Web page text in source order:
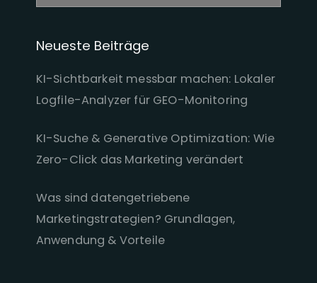
Neueste Beiträge
KI-Sichtbarkeit messbar machen: Lokaler
Logfile-Analyzer für GEO-Monitoring
KI-Suche & Generative Optimization: Wie
Zero-Click das Marketing verändert
Was sind datengetriebene
Marketingstrategien? Grundlagen,
Anwendung & Vorteile